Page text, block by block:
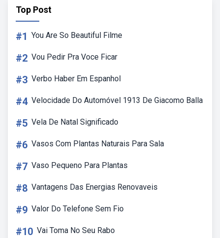
Top Post
#1 You Are So Beautiful Filme
#2 Vou Pedir Pra Voce Ficar
#3 Verbo Haber Em Espanhol
#4 Velocidade Do Automóvel 1913 De Giacomo Balla
#5 Vela De Natal Significado
#6 Vasos Com Plantas Naturais Para Sala
#7 Vaso Pequeno Para Plantas
#8 Vantagens Das Energias Renovaveis
#9 Valor Do Telefone Sem Fio
#10 Vai Toma No Seu Rabo